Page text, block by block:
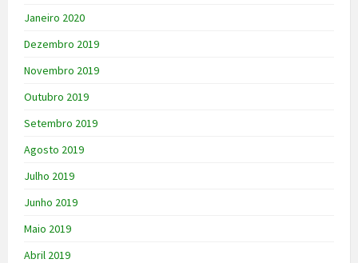
Janeiro 2020
Dezembro 2019
Novembro 2019
Outubro 2019
Setembro 2019
Agosto 2019
Julho 2019
Junho 2019
Maio 2019
Abril 2019